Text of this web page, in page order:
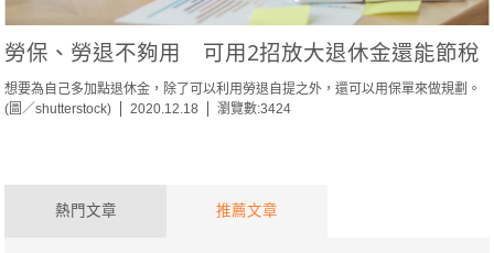
勞保、勞退不夠用 可用2招放大退休金還能節稅
想要為自己多加點退休金，除了可以利用勞退自提之外，還可以用保單來做規劃。
(圖／shutterstock)
2020.12.18 瀏覽數:3424
熱門文章 推薦文章